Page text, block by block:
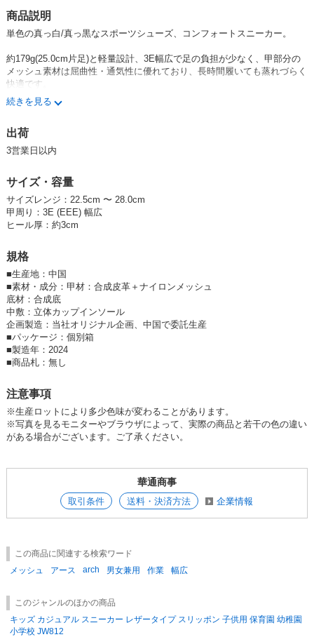
SD品番：12484958S13 / メーカー品番：24249-blk-225
ブラック 23.0cm
参考上代
ブラック 24.0cm
参考上代
SD品番：12484958S16
ブラック 24.5cm
参考上代
SOLD OUT
SD品番：12484958S17 / メーカー品番：24249-blk-245
ブラック 25.0cm
オープンプライス
SOLD OUT
ブラック 25.5cm
参考上代
SOLD OUT
商品説明
単色の真っ白/真っ黒なスポーツシューズ、コンフォートスニーカー。
約179g(25.0cm片足)と軽量設計、3E幅広で足の負担が少なく、甲部分の
メッシュ素材は屈曲性・通気性に優れており、長時間履いても蒸れづらく
快適です。
アウトソールは軽量でクッション性が良く、底減りしにくい合成底。ブロ
カップインソールは取り外して洗濯できますので、靴の中をいつも清潔な
メンズ、レディース、子供から大人まで、すべての方をカバーする豊富な
サイズバリエーションをご用意しました。
通学用としてはもちろん、ジョギングやウォーキングなどの運動や作業
続きを見る
出荷
3営業日以内
サイズ・容量
サイズレンジ：22.5cm 〜 28.0cm
甲周り：3E (EEE) 幅広
ヒール厚：約3cm
規格
■生産地：中国
■素材・成分：甲材：合成皮革＋ナイロンメッシュ
底材：合成底
中敷：立体カップインソール
企画製造：当社オリジナル企画、中国で委託生産
■パッケージ：個別箱
■製造年：2024
■商品札：無し
注意事項
※生産ロットにより多少色味が変わることがあります。
※写真を見るモニターやブラウザによって、実際の商品と若干の色の違い
がある場合がございます。ご了承ください。
華通商事
取引条件 送料・決済方法 企業情報
この商品に関連する検索ワード
メッシュ
アース arch 男女兼用 作業 幅広
このジャンルのほかの商品
キッズ カジュアル スニーカー レザータイプ スリッポン 子供用 保育園 幼稚園
小学校 JW812